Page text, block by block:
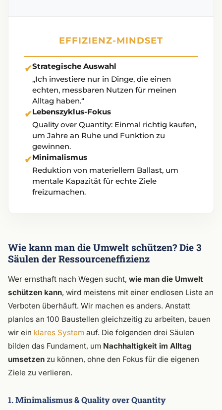
EFFIZIENZ-MINDSET
✔Strategische Auswahl
„Ich investiere nur in Dinge, die einen
echten, messbaren Nutzen für meinen
Alltag haben.“
✔Lebenszyklus-Fokus
Quality over Quantity: Einmal richtig kaufen,
um Jahre an Ruhe und Funktion zu
gewinnen.
✔Minimalismus
Reduktion von materiellem Ballast, um
mentale Kapazität für echte Ziele
freizumachen.
Wie kann man die Umwelt schützen? Die 3
Säulen der Ressourceneffizienz
Wer ernsthaft nach Wegen sucht, wie man die Umwelt
schützen kann, wird meistens mit einer endlosen Liste an
Verboten überhäuft. Wir machen es anders. Anstatt
planlos an 100 Baustellen gleichzeitig zu arbeiten, bauen
wir ein klares System auf. Die folgenden drei Säulen
bilden das Fundament, um Nachhaltigkeit im Alltag
umsetzen zu können, ohne den Fokus für die eigenen
Ziele zu verlieren.
1. Minimalismus & Quality over Quantity